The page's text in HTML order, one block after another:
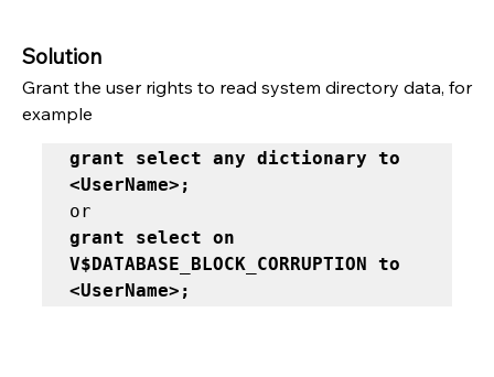
Solution
Grant the user rights to read system directory data, for
example
grant select any dictionary to
<UserName>;
grant select on
V$DATABASE_BLOCK_CORRUPTION to
<UserName>;